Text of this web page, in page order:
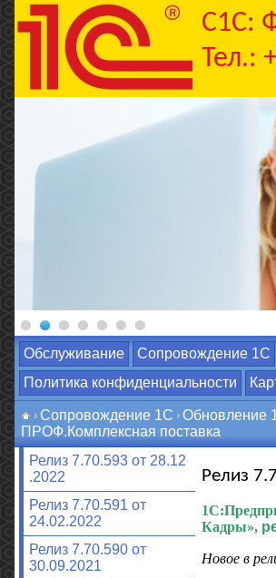
C1С:
Тел.:
Обслуживание Сопровождение 1С
Политика конфиденциальности
Сопровождение 1С Обновление
ПРОФ.Комплексная поставка
Релиз 7.70.593 от 28.12
.2022
Релиз 7.70.591 от
24.02.2022
Релиз 7.70.590 от
30.09.2021
Релиз
Кадры»,
Новое в